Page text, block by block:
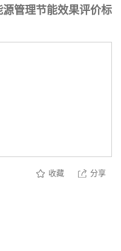
源管理节能效果评价标
收藏 分享